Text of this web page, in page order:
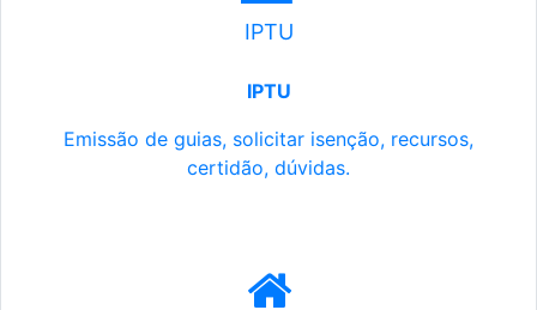
IPTU
IPTU
Emissão de guias, solicitar isenção, recursos,
certidão, dúvidas.